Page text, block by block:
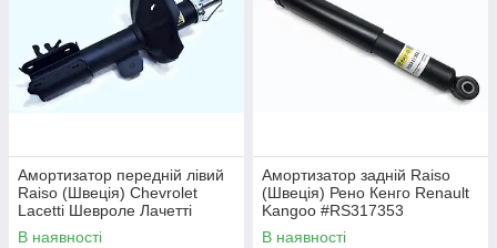
Амортизатор передній лівий
Raiso (Швеція) Chevrolet
Lacetti Шевроле Лачетті
#RS317151 UAEPBWN4
В наявності
Амортизатор задній Raiso
(Швеція) Рено Кенго Renault
Kangoo #RS317353
UARZKPI4
В наявності